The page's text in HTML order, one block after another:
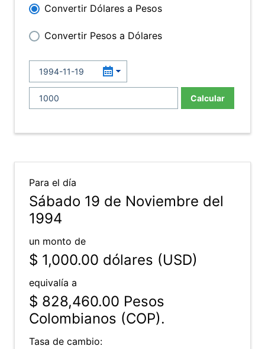
Convertir Dólares a Pesos
Convertir Pesos a Dólares
Calcular
Para el día
Sábado 19 de Noviembre del
1994
un monto de
$ 1,000.00 dólares (USD)
equivalía a
$ 828,460.00 Pesos
Colombianos (COP).
Tasa de cambio: